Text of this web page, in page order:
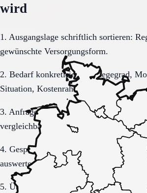
wird
1. Ausgangslage schriftlich sortieren:
gewünschte Versorgungsform.
2. Bedarf konkretisieren: Pflegegrad,
Situation, Kostenrahmen.
3. Anfrage sauber formulieren, damit
vergleichbar bleiben.
4. Gespräche und Besichtigungen mit
auswerten.
5. Übergang, Kommunikation und